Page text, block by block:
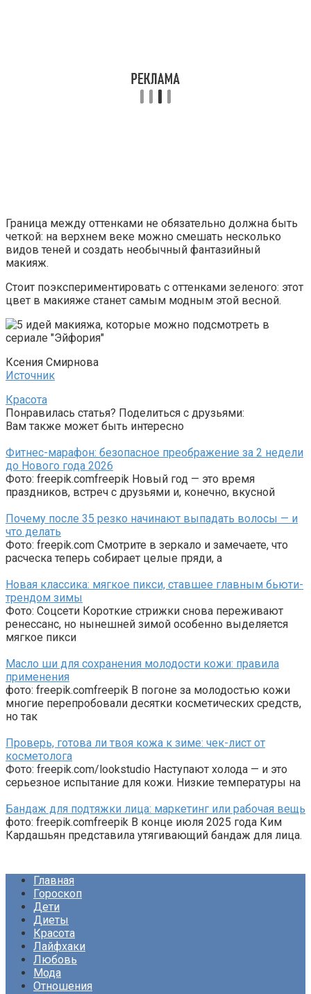
Граница между оттенками не обязательно должна быть
четкой: на верхнем веке можно смешать несколько
видов теней и создать необычный фантазийный
макияж.
Стоит поэкспериментировать с оттенками зеленого: этот
цвет в макияже станет самым модным этой весной.
Ксения Смирнова
Источник
Красота
Понравилась статья? Поделиться с друзьями:
Вам также может быть интересно
Фитнес-марафон: безопасное преображение за 2 недели
до Нового года 2026
Фото: freepik.comfreepik Новый год — это время
праздников, встреч с друзьями и, конечно, вкусной
Почему после 35 резко начинают выпадать волосы — и
что делать
Фото: freepik.com Смотрите в зеркало и замечаете, что
расческа теперь собирает целые пряди, а
Новая классика: мягкое пикси, ставшее главным бьюти-
трендом зимы
Фото: Соцсети Короткие стрижки снова переживают
ренессанс, но нынешней зимой особенно выделяется
мягкое пикси
Масло ши для сохранения молодости кожи: правила
применения
фото: freepik.comfreepik В погоне за молодостью кожи
многие перепробовали десятки косметических средств,
но так
Проверь, готова ли твоя кожа к зиме: чек-лист от
косметолога
Фото: freepik.com/lookstudio Наступают холода — и это
серьезное испытание для кожи. Низкие температуры на
Бандаж для подтяжки лица: маркетинг или рабочая вещь
фото: freepik.comfreepik В конце июля 2025 года Ким
Кардашьян представила утягивающий бандаж для лица.
Главная
Гороскоп
Дети
Диеты
Красота
Лайфхаки
Любовь
Мода
Отношения